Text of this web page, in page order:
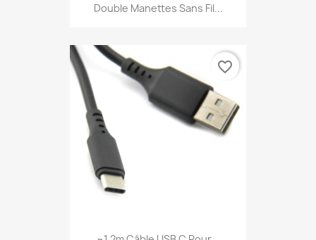
Double Manettes Sans Fil...
favorite_border